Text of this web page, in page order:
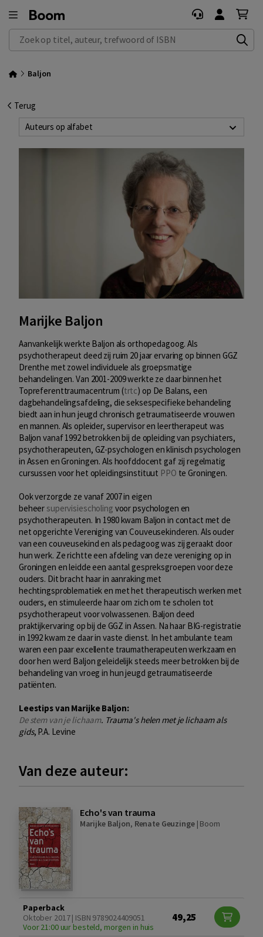
Zoek op titel, auteur, trefwoord of ISBN
Baljon
Terug
Auteurs op alfabet
Marijke Baljon
Aanvankelijk werkte Baljon als orthopedagoog. Als
psychotherapeut deed zij ruim 20 jaar ervaring op binnen GGZ
Drenthe met zowel individuele als groepsmatige
behandelingen. Van 2001-2009 werkte ze daar binnen het
Topreferenttraumacentrum (trtc) op De Balans, een
dagbehandelingsafdeling, die seksespecifieke behandeling
biedt aan in hun jeugd chronisch getraumatiseerde vrouwen
en mannen. Als opleider, supervisor en leertherapeut was
Baljon vanaf 1992 betrokken bij de opleiding van psychiaters,
psychotherapeuten, GZ-psychologen en klinisch psychologen
in Assen en Groningen. Als hoofddocent gaf zij regelmatig
cursussen voor het opleidingsinstituut PPO te Groningen.
Ook verzorgde ze vanaf 2007 in eigen
beheer supervisiescholing voor psychologen en
psychotherapeuten. In 1980 kwam Baljon in contact met de
net opgerichte Vereniging van Couveusekinderen. Als ouder
van een couveusekind en als pedagoog was zij geraakt door
hun werk. Ze richtte een afdeling van deze vereniging op in
Groningen en leidde een aantal gespreksgroepen voor deze
ouders. Dit bracht haar in aanraking met
hechtingsproblematiek en met het therapeutisch werken met
ouders, en stimuleerde haar om zich om te scholen tot
psychotherapeut voor volwassenen. Baljon deed
praktijkervaring op bij de GGZ in Assen. Na haar BIG-registratie
in 1992 kwam ze daar in vaste dienst. In het ambulante team
waren een paar excellente traumatherapeuten werkzaam en
door hen werd Baljon geleidelijk steeds meer betrokken bij de
behandeling van vroeg in hun jeugd getraumatiseerde
patiënten.
Leestips van Marijke Baljon:
De stem van je lichaam. Trauma's helen met je lichaam als
gids, P.A. Levine
Van deze auteur:
Echo's van trauma
Marijke Baljon, Renate Geuzinge| Boom
Paperback
Oktober 2017 | ISBN 9789024409051
Voor 21:00 uur besteld, morgen in huis
49,25